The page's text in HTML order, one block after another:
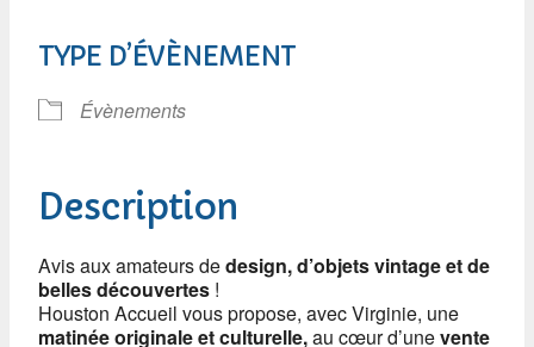
TYPE D’ÉVÈNEMENT
Évènements
Description
Avis aux amateurs dedesign, d’objets vintage et de
belles découvertes !
Houston Accueil vous propose, avec Virginie, une
matinée originale et culturelle,au cœur d’unevente